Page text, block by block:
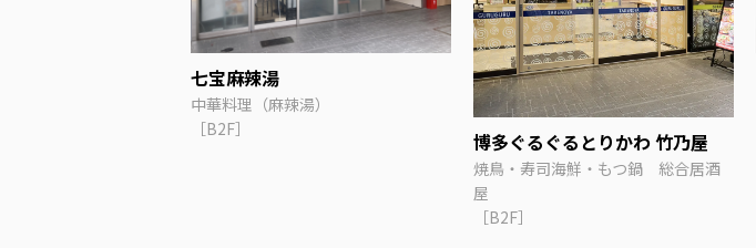
七宝麻辣湯
中華料理（麻辣湯）
［B2F］
博多ぐるぐるとりかわ 竹乃屋
焼鳥・寿司海鮮・もつ鍋 総合居酒
屋
［B2F］